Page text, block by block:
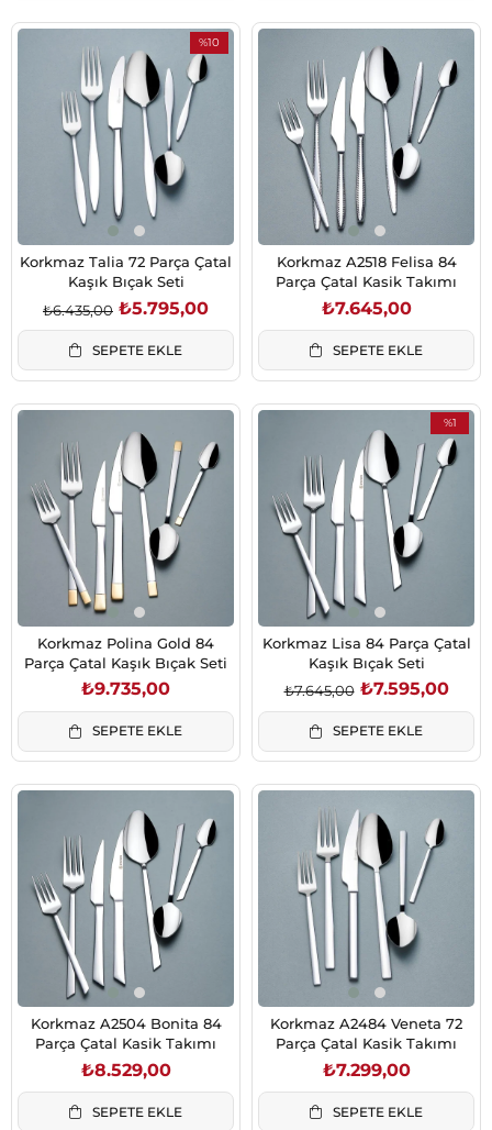
%10
İndirim
%10İndirim
Korkmaz Talia 72 Parça Çatal
Kaşık Bıçak Seti
₺5.795,00
₺6.435,00
SEPETE EKLE
Korkmaz A2518 Felisa 84
Parça Çatal Kasik Takımı
₺7.645,00
SEPETE EKLE
Korkmaz Polina Gold 84
Parça Çatal Kaşık Bıçak Seti
₺9.735,00
SEPETE EKLE
%1
İndirim
%1İndirim
Korkmaz Lisa 84 Parça Çatal
Kaşık Bıçak Seti
₺7.595,00
₺7.645,00
SEPETE EKLE
Korkmaz A2504 Bonita 84
Parça Çatal Kasik Takımı
₺8.529,00
SEPETE EKLE
Korkmaz A2484 Veneta 72
Parça Çatal Kasik Takımı
₺7.299,00
SEPETE EKLE